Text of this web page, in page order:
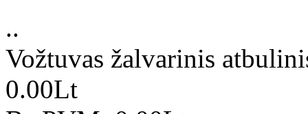
..
Vožtuvas žalvarinis
0.00Lt